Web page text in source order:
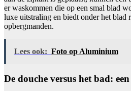
er waskommen die op een smal blad
luxe uitstraling en biedt onder het blad
opbergmanden.
Lees ook: Foto op Aluminium
De douche versus het bad: